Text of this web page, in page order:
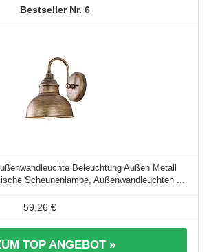
6
Beleuchtung Außen Metall
Scheunenlampe, Außenwandleuchten ...
59,26 €
TOP ANGEBOT »